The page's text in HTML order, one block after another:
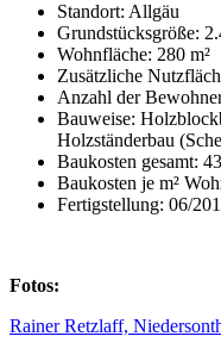
Standort: Allgäu
Grundstücksgröße:
Wohnfläche: 280 m²
Zusätzliche
Anzahl der
Bauweise:
Holzständerbau
Baukosten gesamt:
Baukosten je m²
Fertigstellung: 06/
Fotos:
Rainer Retzlaff,